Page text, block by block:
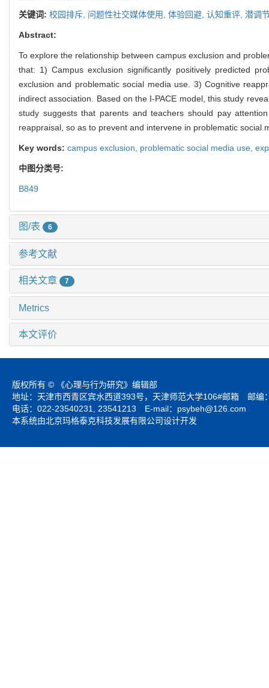
关键词: 校园排斥, 问题性社交媒体使用, 体验回避, 认知重评, 潜调
Abstract:
To explore the relationship between campus exclusion and
that: 1) Campus exclusion significantly positively predicted
exclusion and problematic social media use. 3) Cognitive
indirect association. Based on the I-PACE model, this study
study suggests that parents and teachers should pay
reappraisal, so as to prevent and intervene in problematic social
Key words: campus exclusion, problematic social media use,
中图分类号:
B849
图/表 6
参考文献
相关文章 7
Metrics
本文评价
版权所有 © 《心理与行为研究》编辑部
地址：天津市西青区宾水西道393号，天津师范大学106#邮箱 邮编
电话：022-23540231, 23541213 E-mail： psybeh@126.com
本系统由北京玛格泰克科技发展有限公司设计开发